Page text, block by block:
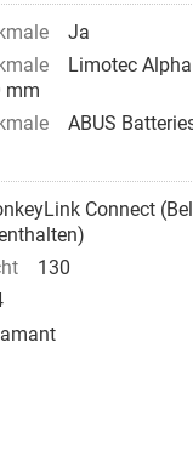
Ja
Limotec
mm
ABUS
Connect
130